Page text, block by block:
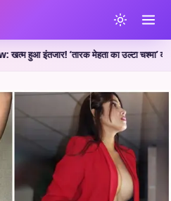
इंतजार! ‘तारक मेहता का उल्टा चश्मा’ वाले